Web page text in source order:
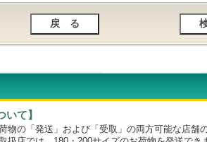
いて】
の「発送」および「受取」の両方可能な店舗